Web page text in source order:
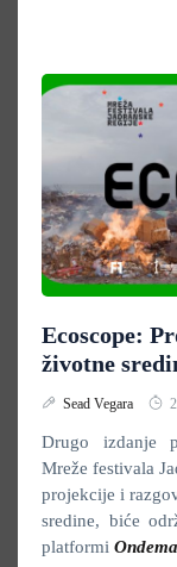
Ecoscope:
životne
Sead Vegara
Drugo izdanje
Mreže festivala
projekcije i
sredine, biće
platformi